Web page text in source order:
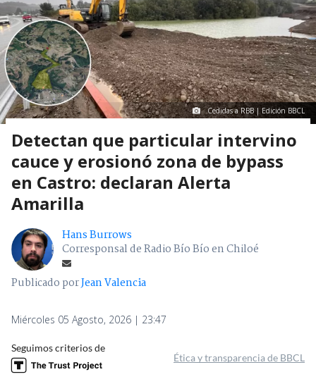
Cedidas a RBB | Edición BBCL
Detectan que particular intervino
cauce y erosionó zona de bypass
en Castro: declaran Alerta
Amarilla
Hans Burrows
Corresponsal de Radio Bío Bío en Chiloé
Publicado porJean Valencia
Miércoles 05 Agosto, 2026 | 23:47
Seguimos criterios de
Ética y transparencia de BBCL